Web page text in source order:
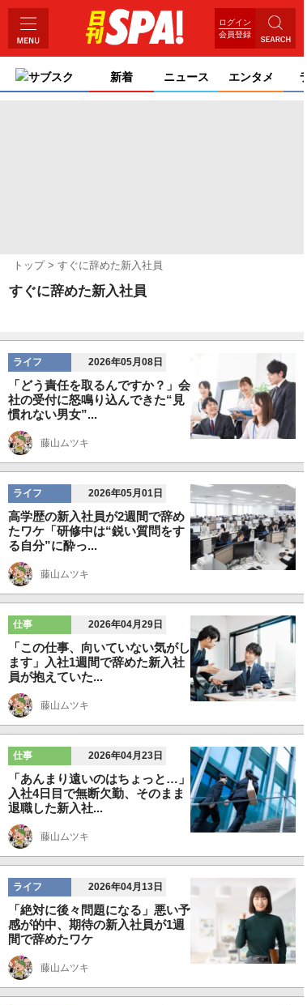
ログイン
会員登録
サブスク 新着 ニュース エンタメ
トップ すぐに辞めた新入社員
すぐに辞めた新入社員
ライフ 2026年05月08日
「どう責任を取るんですか？」会
社の受付に怒鳴り込んできた“見
慣れない男女”...
藤山ムツキ
ライフ 2026年05月01日
高学歴の新入社員が2週間で辞め
たワケ「研修中は“鋭い質問をす
る自分”に酔っ...
藤山ムツキ
仕事 2026年04月29日
「この仕事、向いていない気がし
ます」入社1週間で辞めた新入社
員が抱えていた...
藤山ムツキ
仕事 2026年04月23日
「あんまり遠いのはちょっと…」
入社4日目で無断欠勤、そのまま
退職した新入社...
藤山ムツキ
ライフ 2026年04月13日
「絶対に後々問題になる」悪い予
感が的中、期待の新入社員が1週
間で辞めたワケ
藤山ムツキ